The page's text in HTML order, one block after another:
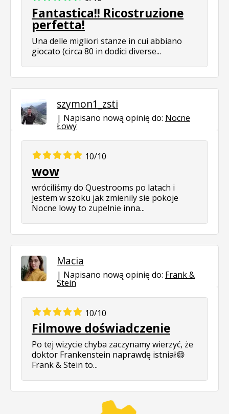
Fantastica!! Ricostruzione
perfetta!
Una delle migliori stanze in cui abbiano
giocato (circa 80 in dodici diverse...
szymon1_zsti
Napisano nową opinię do: Nocne
Łowy
10/10
wow
wróciliśmy do Questrooms po latach i
jestem w szoku jak zmienily sie pokoje
Nocne lowy to zupelnie inna...
Macia
Napisano nową opinię do: Frank &
Stein
10/10
Filmowe doświadczenie
Po tej wizycie chyba zaczynamy wierzyć, że
doktor Frankenstein naprawdę istniał😄
Frank & Stein to...